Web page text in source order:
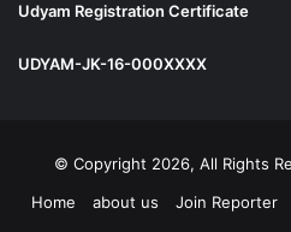
Udyam Registration Certificate
UDYAM-JK-16-000XXXX
© Copyright 2026, All Rights
Home
about us Join Reporter